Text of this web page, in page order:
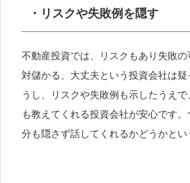
・リスクや失敗例を隠す
不動産投資では、リスクもあり失敗
対儲かる、大丈夫という投資会社は疑
うし、リスクや失敗例も示したうえ
も教えてくれる投資会社が安心です
分も隠さず話してくれるかどうかとい